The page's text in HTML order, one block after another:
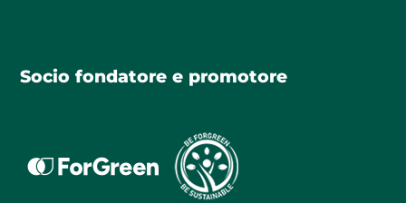
Socio fondatore e promotore